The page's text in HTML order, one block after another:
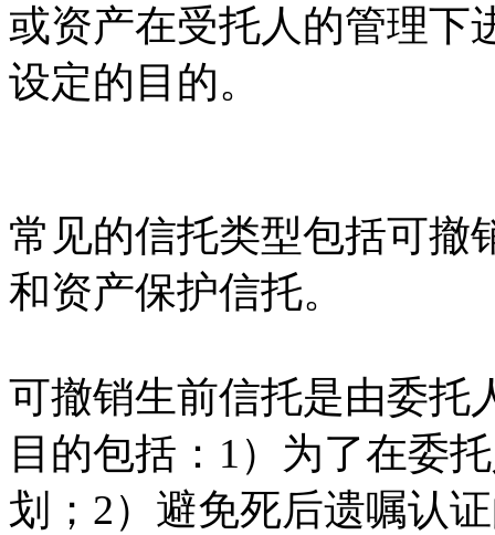
或资产在受托人的管理下
设定的目的。
常见的信托类型包括可撤
和资产保护信托。
可撤销生前信托是由委托
目的包括：1）为了在委
划；2）避免死后遗嘱认